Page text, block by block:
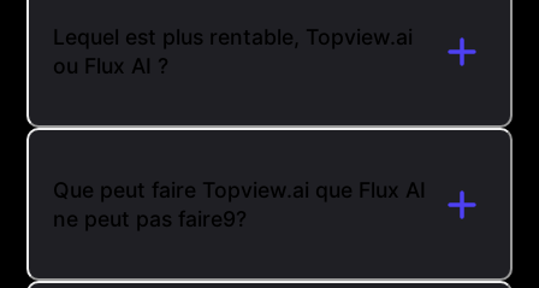
Lequel est plus rentable, Topview.ai
ou Flux AI ?
Que peut faire Topview.ai que Flux AI
ne peut pas faire9?